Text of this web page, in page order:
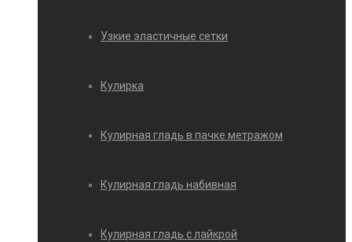
Узкие эластичные сетки
Кулирка
Кулирная гладь в пачке метражом
Кулирная гладь набивная
Кулирная гладь с лайкрой